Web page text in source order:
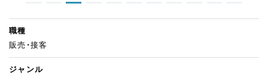
職種
販売・接客
ジャンル